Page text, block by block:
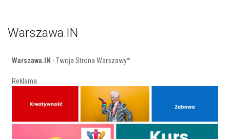
Warszawa.IN
Warszawa.IN - Twoja Strona Warszawy™
Reklama